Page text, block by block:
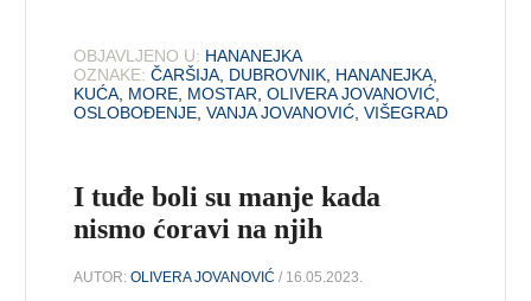
OBJAVLJENO U: HANANEJKA
OZNAKE: ČARŠIJA DUBROVNIK HANANEJKA
KUĆA MORE MOSTAR ,OLIVERA JOVANOVIĆ
OSLOBOĐENJE ,VANJA JOVANOVIĆ ,VIŠEGRAD
I tuđe boli su manje kada
nismo ćoravi na njih
AUTOR:OLIVERA JOVANOVIĆ / 16.05.2023.